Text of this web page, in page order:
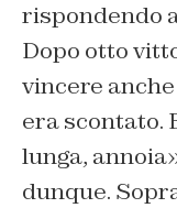
rispondendo
Dopo otto
vincere
era scontato.
lunga,
dunque.